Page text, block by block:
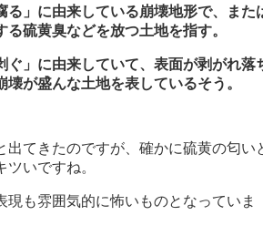
る」に由来している崩壊地形で、また
る硫黄臭などを放つ土地を指す。
ぐ」に由来していて、表面が剥がれ落
壊が盛んな土地を表しているそう。
出てきたのですが、確かに硫黄の匂い
いですね。
現も雰囲気的に怖いものとなっていま